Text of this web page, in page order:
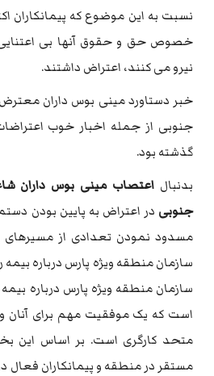
نسبت به این موضوع که پیمانکاران
خصوص حق و حقوق آنها بی
نیرو می کنند، اعتراض داشتند.
خبر دستاورد مینی بوس داران
جنوبی از جمله اخبار خوب
گذشته بود.
بدنبال اعتصاب مینی بوس داران
جنوبی در اعتراض به پایین بودن
مسدود نمودن تعدادی از مسیرهای
سازمان منطقه ویژه پارس درباره بیمه
سازمان منطقه ویژه پارس درباره بیمه
است که یک موفقیت مهم برای آنان
متحد کارگری است. بر اساس این
مستقر در منطقه و پیمانکاران فعال